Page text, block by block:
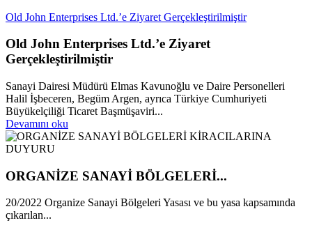
Old John Enterprises Ltd.’e Ziyaret Gerçekleştirilmiştir
Old John Enterprises Ltd.’e Ziyaret
Gerçekleştirilmiştir
Sanayi Dairesi Müdürü Elmas Kavunoğlu ve Daire Personelleri
Halil İşbeceren, Begüm Argen, ayrıca Türkiye Cumhuriyeti
Büyükelçiliği Ticaret Başmüşaviri...
Devamını oku
ORGANİZE SANAYİ BÖLGELERİ...
20/2022 Organize Sanayi Bölgeleri Yasası ve bu yasa kapsamında
çıkarılan...